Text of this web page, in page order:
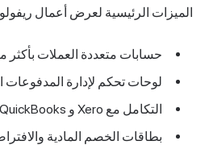
الميزات الرئيسية لعرض أعمال
حسابات متعددة العملات بأكثر من 25
لوحات تحكم لإدارة
التكامل مع Xero و QuickBooks وأدوات المحاسبة الأخرى
بطاقات الخصم المادية